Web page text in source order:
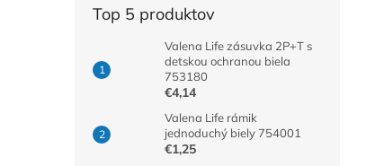
Top 5 produktov
Valena Life zásuvka 2P+T s
detskou ochranou biela
753180
€4,14
Valena Life rámik
jednoduchý biely 754001
€1,25